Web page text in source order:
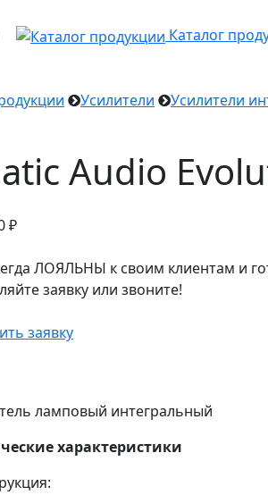
Каталог
Усилители Усилители
Audio
₽
ЛОЯЛЬНЫ к своим клиентам и
заявку или звоните!
заявку
ламповый интегральный
характеристики